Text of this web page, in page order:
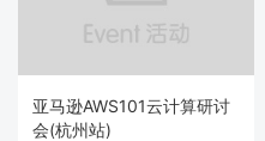
亚马逊AWS101云计算研讨
会(杭州站)